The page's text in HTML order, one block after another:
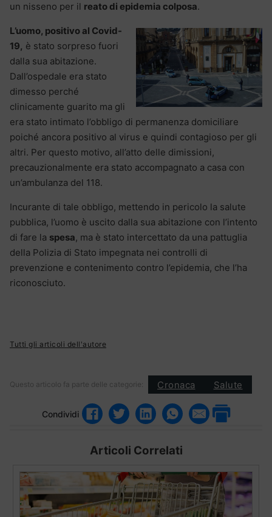
un nisseno per il reato di epidemia colposa.
L’uomo, positivo al Covid-
19, è stato sorpreso fuori
dalla sua abitazione.
Dall’ospedale era stato
dimesso perché
clinicamente guarito ma gli
era stato intimato l’obbligo di permanenza domiciliare
poiché ancora positivo al virus e quindi contagioso per gli
altri. Per questo motivo, all’atto delle dimissioni,
precauzionalmente era stato accompagnato a casa con
un’ambulanza del 118.
Incurante di tale obbligo, mettendo in pericolo la salute
pubblica, l’uomo è uscito dalla sua abitazione con l’intento
di fare la spesa, ma è stato intercettato da una pattuglia
della Polizia di Stato impegnata nei controlli di
prevenzione e contenimento contro l’epidemia, che l’ha
riconosciuto.
Tutti gli articoli dell'autore
Questo articolo fa parte delle categorie: Cronaca Salute
Condividi
Articoli Correlati